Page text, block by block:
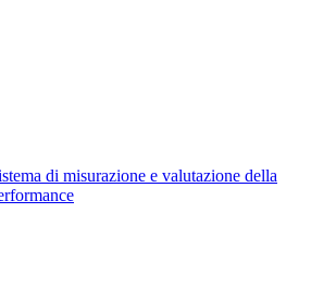
di misurazione e valutazione della